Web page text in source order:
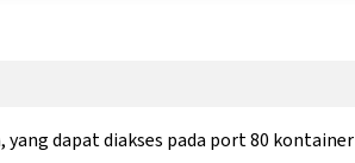
dapat diakses pada port 80 kontainer